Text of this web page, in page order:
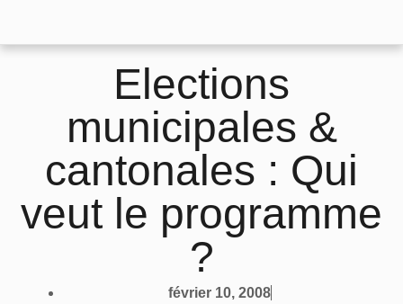
Elections
municipales &
cantonales : Qui
veut le programme
?
février 10, 2008